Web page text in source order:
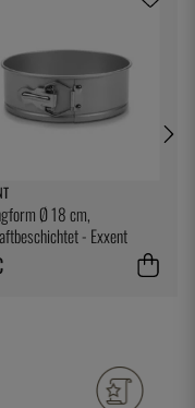
Ø 18 cm,
- Exxent